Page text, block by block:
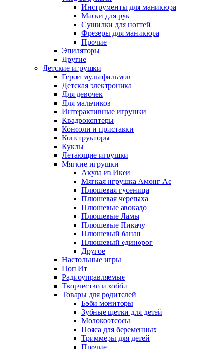
Инструменты для маникюра
Маски для рук
Сушилки для ногтей
Фрезеры для маникюра
Прочие
Эпиляторы
Другие
Детские игрушки
Герои мультфильмов
Детская электроника
Для девочек
Для мальчиков
Интерактивные игрушки
Квадрокоптеры
Консоли и приставки
Конструкторы
Куклы
Летающие игрушки
Мягкие игрушки
Акула из Икеи
Мягкая игрушка Амонг Ас
Плюшевая гусеница
Плюшевая черепаха
Плюшевые авокадо
Плюшевые Ламы
Плюшевые Пикачу
Плюшевый банан
Плюшевый единорог
Другое
Настольные игры
Поп Ит
Радиоуправляемые
Творчество и хобби
Товары для родителей
Бэби мониторы
Зубные щетки для детей
Молокоотсосы
Пояса для беременных
Триммеры для детей
Прочие